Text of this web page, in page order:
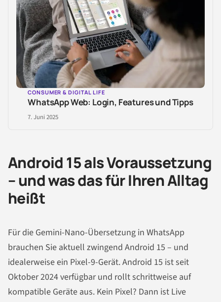
CONSUMER & DIGITAL LIFE
WhatsApp Web: Login, Features und Tipps
7. Juni 2025
Android 15 als Voraussetzung
– und was das für Ihren Alltag
heißt
Für die Gemini-Nano-Übersetzung in WhatsApp
brauchen Sie aktuell zwingend Android 15 – und
idealerweise ein Pixel-9-Gerät. Android 15 ist seit
Oktober 2024 verfügbar und rollt schrittweise auf
kompatible Geräte aus. Kein Pixel? Dann ist Live